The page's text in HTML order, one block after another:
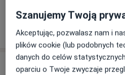
Chirurg
2 opinie
Adres
Szanujemy Twoją
Akceptując, pozwalasz nam i
plików cookie (lub podobnych
danych do celów
oparciu o Twoje zwyczaje